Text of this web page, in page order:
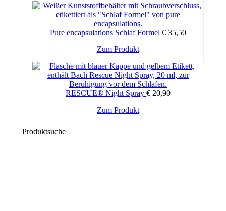
der
Produktseite
gewählt
werden
Pure encapsulations Schlaf Formel €35,50
Zum Produkt
RESCUE® Night Spray € 20,90
Zum Produkt
Produktsuche